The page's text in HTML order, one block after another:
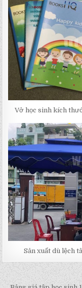
Vở học sinh kích
Sản xuất dù lệch